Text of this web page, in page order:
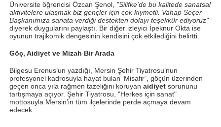
Üniversite öğrencisi Özcan Şenol, "Silifke'de bu kalitede sanatsal
aktivitelere ulaşmak biz gençler için çok kıymetli. Vahap Seçer
Başkanımıza sanata verdiği destekten dolayı teşekkür ediyoruz"
diyerek duygularını paylaştı. Bir diğer izleyici İpeknur Okta ise
oyunun trajikomik dengesinin kendisini çok etkilediğini belirtti.
Göç, Aidiyet ve Mizah Bir Arada
Bilgesu Erenus’un yazdığı, Mersin Şehir Tiyatrosu’nun
profesyonel kadrosuyla hayat bulan ‘Misafir’, göçün üzerinden
geçen onca yıla rağmen tazeliğini koruyan aidiyet sorununu
tartışmaya açıyor. Şehir Tiyatrosu, "Herkes için sanat"
mottosuyla Mersin’in tüm ilçelerinde perde açmaya devam
edecek.